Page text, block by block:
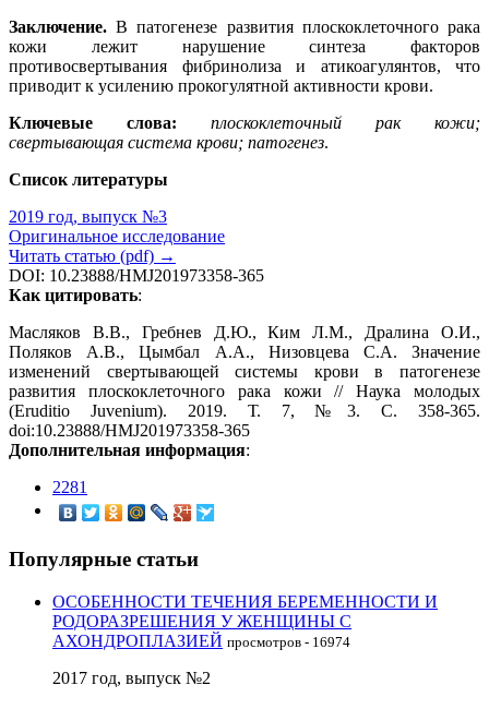
Заключение. В патогенезе развития плоскоклеточного рака
кожи лежит нарушение синтеза факторов
противосвертывания фибринолиза и атикоагулянтов, что
приводит к усилению прокогулятной активности крови.
Ключевые слова:
плоскоклеточный рак кожи;
свертывающая система крови; патогенез.
Список литературы
2019 год, выпуск №3
Оригинальное исследование
Читать статью (pdf) →
DOI: 10.23888/HMJ201973358-365
Как цитировать:
Масляков В.В., Гребнев Д.Ю., Ким Л.М., Дралина О.И.,
Поляков А.В., Цымбал А.А., Низовцева С.А. Значение
изменений свертывающей системы крови в патогенезе
развития плоскоклеточного рака кожи // Наука молодых
(Eruditio Juvenium). 2019. Т. 7, №3. С. 358-365.
doi:10.23888/HMJ201973358-365
Дополнительная информация:
2281
Популярные статьи
ОСОБЕННОСТИ ТЕЧЕНИЯ БЕРЕМЕННОСТИ И
РОДОРАЗРЕШЕНИЯ У ЖЕНЩИНЫ С
АХОНДРОПЛАЗИЕЙ просмотров - 16974
2017 год, выпуск №2